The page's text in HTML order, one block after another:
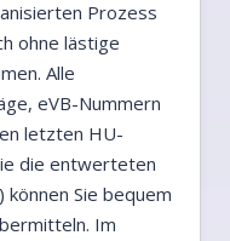
Prozess
ohne lästige
Alle
eVB-Nummern
letzten HU-
die entwerteten
Sie bequem
Im